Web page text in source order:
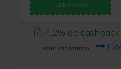
2BERMA99
4,2% de cashback
estar cadastrado